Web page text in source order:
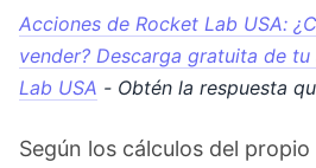
Acciones de Rocket Lab USA:
vender? Descarga gratuita de
Lab USA - Obtén la respuesta
Según los cálculos del